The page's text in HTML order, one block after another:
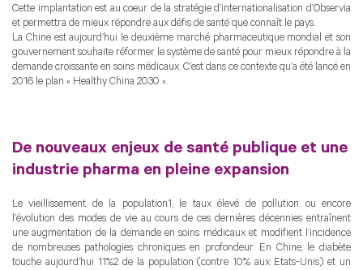
Cette implantation est au coeur de la stratégie d’internationalisation d’Observia
et permettra de mieux répondre aux défis de santé que connaît le pays.
La Chine est aujourd’hui le deuxième marché pharmaceutique mondial et son
gouvernement souhaite réformer le système de santé pour mieux répondre à la
demande croissante en soins médicaux. C’est dans ce contexte qu’a été lancé en
2016 le plan « Healthy China 2030 ».
De nouveaux enjeux de santé publique et une
industrie pharma en pleine expansion
Le vieillissement de la population1, le taux élevé de pollution ou encore
l’évolution des modes de vie au cours de ces dernières décennies entraînent
une augmentation de la demande en soins médicaux et modifient l’incidence
de nombreuses pathologies chroniques en profondeur. En Chine, le diabète
touche aujourd’hui 11%2 de la population (contre 10% aux Etats-Unis) et un